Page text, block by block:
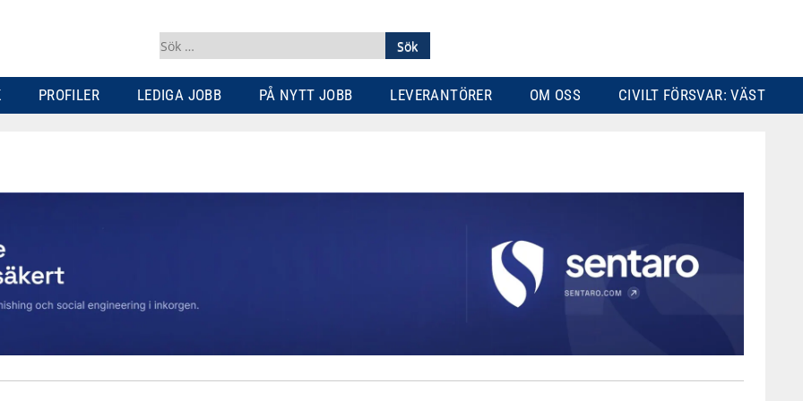
Sök
efter:
PROFILER LEDIGA JOBB PÅ NYTT JOBB LEVERANTÖRER OM OSS CIVILT FÖRSVAR: VÄST